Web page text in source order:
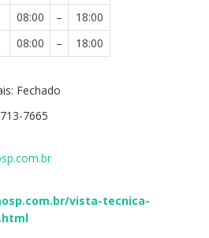
08:00 –
18:00
08:00 –
18:00
Fechado
7665
vista-tecnica-